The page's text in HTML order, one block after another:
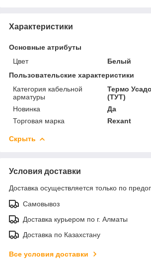
Характеристики
Основные атрибуты
Цвет
Белый
Пользовательские характеристики
Категория кабельной
арматуры
Термо
(ТУТ)
Новинка
Да
Торговая марка
Rexant
Скрыть
Условия доставки
Доставка осуществляется только по
Самовывоз
Доставка курьером по г. Алматы
Доставка по Казахстану
Все условия доставки